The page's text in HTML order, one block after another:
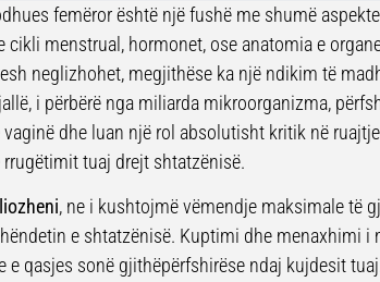
femëror është një fushë me shumë
cikli menstrual, hormonet, ose anatomia e
neglizhohet, megjithëse ka një ndikim të
i përbërë nga miliarda mikroorganizma,
dhe luan një rol absolutisht kritik në
rrugëtimit tuaj drejt shtatzënisë.
, ne i kushtojmë vëmendje maksimale të
e shtatzënisë. Kuptimi dhe menaxhimi i
e qasjes sonë gjithëpërfshirëse ndaj kujdesit